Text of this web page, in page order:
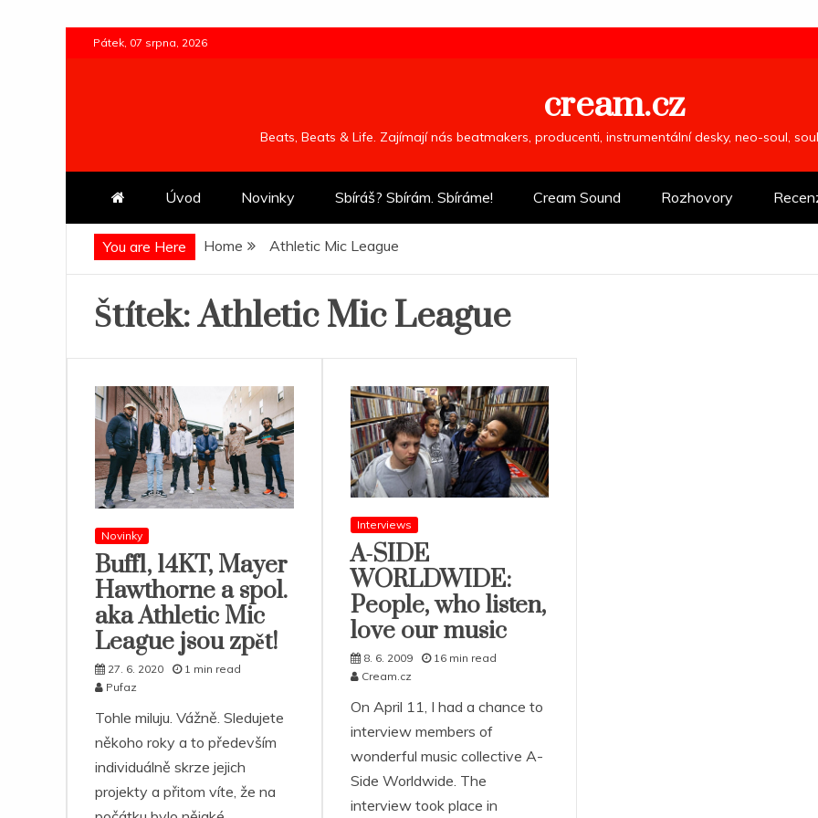
Pátek, 07 srpna, 2026
cream.cz
Beats, Beats & Life. Zajímají nás beatmakers, producenti, instrumentální desky, neo-soul,
Úvod Novinky Sbíráš? Sbírám. Sbíráme! Cream Sound Rozhovory
You are Here Home Athletic Mic League
Štítek:Athletic Mic League
Novinky
Buff1, 14KT, Mayer
Hawthorne a spol.
aka Athletic Mic
League jsou zpět!
27. 6. 2020
1 min read
Pufaz
Tohle miluju. Vážně. Sledujete
někoho roky a to především
individuálně skrze jejich
projekty a přitom víte, že na
Interviews
A-SIDE
WORLDWIDE:
People, who listen,
love our music
8. 6. 2009
16 min read
Cream.cz
On April 11, I had a chance to
interview members of
wonderful music collective A-
Side Worldwide. The
interview took place in